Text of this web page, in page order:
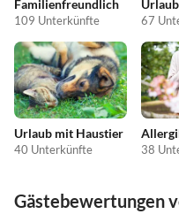
Familienfreundlich
109 Unterkünfte 67
Urlaub mit Haustier
40 Unterkünfte 38
Gästebewertungen